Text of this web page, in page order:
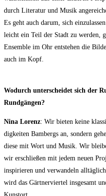
durch Lite­ra­tur und Musik
Es geht auch dar­um, sich
leicht ein Teil der Stadt zu wer­den,
Ensem­ble im Ohr ent­ste­hen die
auch im Kopf.
Wodurch unter­schei­det sich der
Rundgängen?
Nina Lorenz: Wir bie­ten kei­ne
dig­kei­ten Bam­bergs an, son­dern
die­se mit Wort und Musik. Wir
wir erschlie­ßen mit jedem neu­en
inspi­rie­ren und ver­wan­deln
wird das Gärt­ner­vier­tel ins­ge­samt